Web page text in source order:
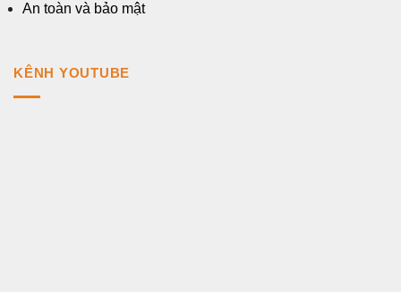
An toàn và bảo mật
KÊNH YOUTUBE